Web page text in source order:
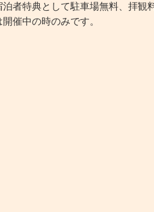
者特典として駐車場無料、拝観
催中の時のみです。